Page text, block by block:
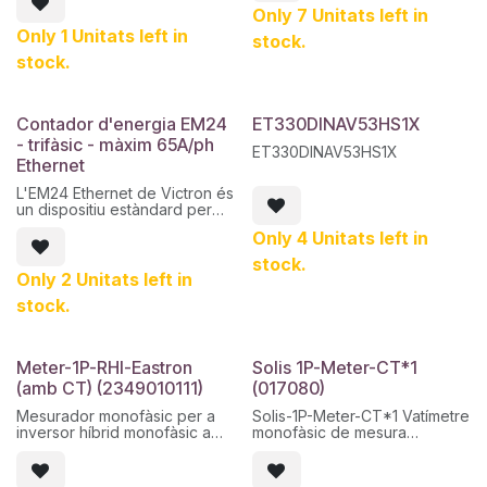
Only 1 Unitats left in
stock.
retroil·luminada. S'ha
dissenyat per a la mesura de
càrrega trifàsica amb
Only 7 Unitats left in
stock.
Contador d'energia EM24
- trifàsic - màxim 65A/ph
Ethernet
L'EM24 Ethernet de Victron és
un dispositiu estàndard per
d'una aplicació trifàsic, per
exemple a la caixa de
distribució o per mesurar la
sortida d'un inversor FV, un
generador CA o un inversor o
Only 2 Unitats left in
stock.
ET330DINAV53HS1X
ET330DINAV53HS1X
Only 4 Unitats left in
stock.
Meter-1P-RHI-Eastron
(amb CT) (2349010111)
Mesurador monofàsic per a
inversor híbrid monofàsic amb
SDM120CT (amb 1 × TC)
Solis 1P-Meter-CT*1
(017080)
Solis-1P-Meter-CT*1 Vatímetre
monofàsic de mesura
Toroïdals inclosos de nucli
obert amb capacitat de